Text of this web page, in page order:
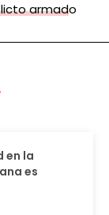
armado
en la
es